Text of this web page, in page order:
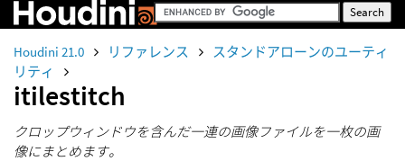
Houdini 21.0 リファレンス
スタンドアローンのユーティ
リティ
itilestitch
クロップウィンドウを含んだ一連の画像ファイルを一枚の画
像にまとめます。